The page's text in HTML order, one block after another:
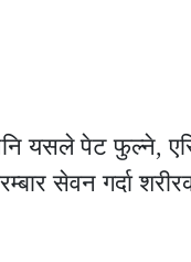
यसले पेट फुल्ने,
सेवन गर्दा